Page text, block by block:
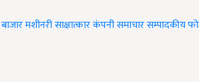
बाजारमशीनरीसाक्षात्कारकंपनी समाचारसम्पादकीय